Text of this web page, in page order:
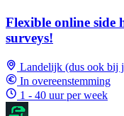
Flexible online side
surveys!
Landelijk (dus ook bij
In overeenstemming
1 - 40 uur per week